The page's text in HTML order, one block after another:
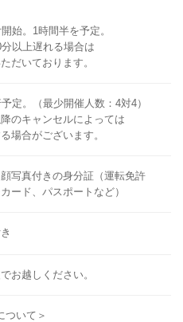
始。1時間半を予定。
以上遅れる場合は
だいております。
定。（最少開催人数：4対4）
のキャンセルによっては
場合がございます。
写真付きの身分証（運転免許
ード、パスポートなど）
お越しください。
ついて＞